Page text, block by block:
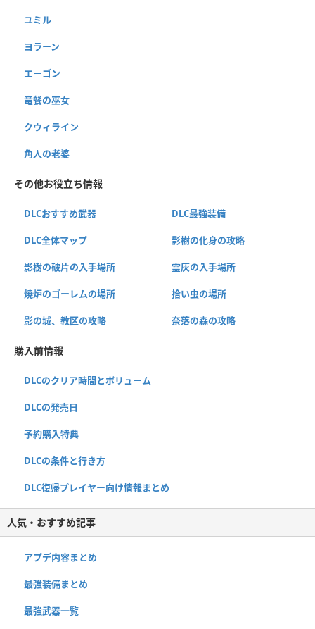
ユミル
ヨラーン
エーゴン
竜餐の巫女
クウィライン
角人の老婆
その他お役立ち情報
DLCおすすめ武器 DLC最強装備
DLC全体マップ 影樹の化身の攻略
影樹の破片の入手場所 霊灰の入手場所
焼炉のゴーレムの場所 拾い虫の場所
影の城、教区の攻略 奈落の森の攻略
購入前情報
DLCのクリア時間とボリューム
DLCの発売日
予約購入特典
DLCの条件と行き方
DLC復帰プレイヤー向け情報まとめ
人気・おすすめ記事
アプデ内容まとめ
最強装備まとめ
最強武器一覧